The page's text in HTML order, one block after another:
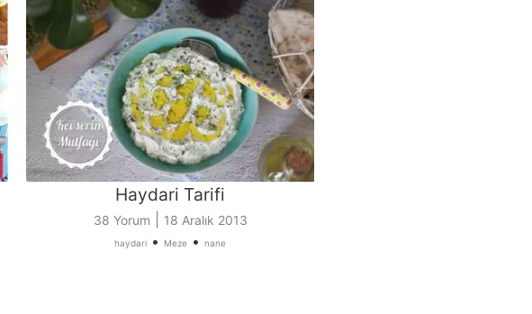
Haydari Tarifi
38 Yorum 18 Aralık 2013
haydari • Meze • nane